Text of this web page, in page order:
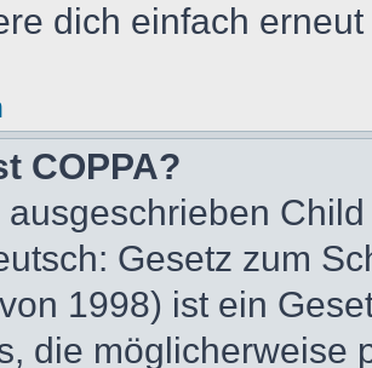
dich einfach
COPPA?
ausgeschrieben
Gesetz zum
1998) ist ein
die möglicherweise